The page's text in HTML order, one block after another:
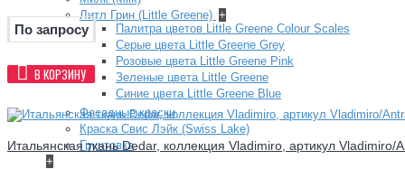
Литл Грин (Little Greene) +
Палитра цветов Little Greene Colour Scales
Серые цвета Little Greene Grey
Розовые цвета Little Greene Pink
Зеленые цвета Little Greene
Синие цвета Little Greene Blue
Фасадные краски
Краска Свис Лэйк (Swiss Lake)
Грунтовка
+
По запросу
В КОРЗИНУ
Итальянская ткань Dedar, коллекция Vladimiro, артикул Vladimiro/